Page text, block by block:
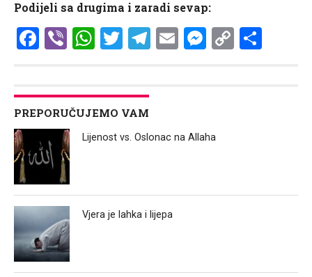
Podijeli sa drugima i zaradi sevap:
Facebook
ViberWhatsApp
Twitter
Telegram
EmailCopy
PREPORUČUJEMO VAM
Lijenost vs. Oslonac na Allaha
Vjera je lahka i lijepa